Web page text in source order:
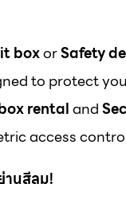
boxorSafety
to protect
rentaland
access
านสีลม!